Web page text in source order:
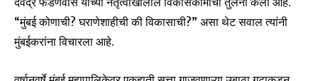
“मुंबई कोणाची? घराणेशाहीची की विकासाची?” असा थेट सवाल त्यांनी
मुंबईकरांना विचारला आहे.